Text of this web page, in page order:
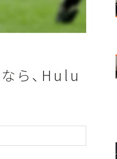
ら、Hulu